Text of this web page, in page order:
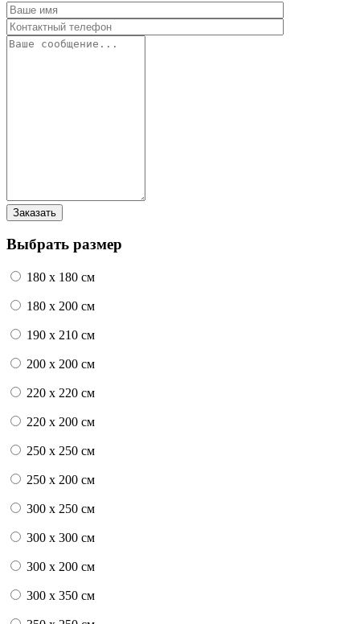
Выбрать размер
180 x 180 см
180 x 200 см
190 x 210 см
200 x 200 см
220 x 220 см
220 x 200 см
250 x 250 см
250 x 200 см
300 x 250 см
300 x 300 см
300 x 200 см
300 x 350 см